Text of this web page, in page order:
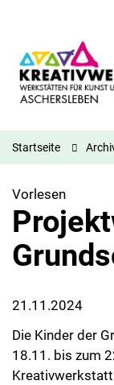
Startseite
Vorlesen
21.11.2024
Die Kinder der
18.11. bis zum